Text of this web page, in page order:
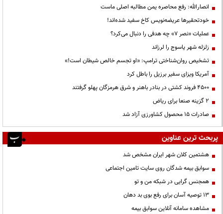
انصارالله: رفع محاصره یمن مطالبه اصلی ماست
خودتحقیرها عریضه‌نویس کاخ سفید شده‌اند!
عملیات «نصر ۷» چه هدفی را دنبال می‌کرد؟
زلزله شهر یاسوج را لرزاند
تشخیص روان‌شناختی ترامپ: «او تجسم خالص شیطان است!»
آمریکا ویزای سفیر برزیل را باطل کرد
۴۵۰۰ فروند کشتی در بنادر باهنر و شرق هرمزگان پهلو گرفتند
۲ گزینه صنعا برای ریاض
صادرات ۱۵ محصول کشاورزی آزاد شد
پربحث ترین عناوین
هشتمین کلان شهر ایران مشخص شد
سوابق بیمه شدگان روی سایت تامین اجتماعی
همجنس گرایی در شبکه من و تو
13 توصیه آسان برای رفع بوی بد دهان
مشاهده سامانه آنلاين سوابق بیمه